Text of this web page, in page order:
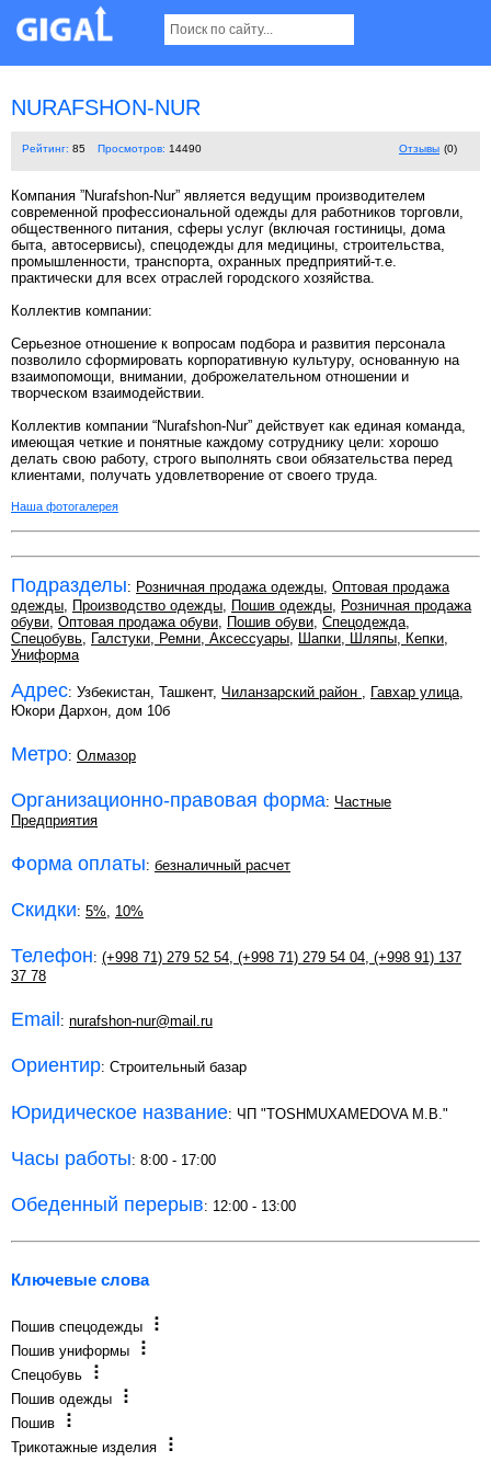
NURAFSHON-NUR
Рейтинг: 85 Просмотров: 14490 Отзывы (0)
Компания ”Nurafshon-Nur” является ведущим производителем
современной профессиональной одежды для работников торговли,
общественного питания, сферы услуг (включая гостиницы, дома
быта, автосервисы), спецодежды для медицины, строительства,
промышленности, транспорта, охранных предприятий-т.е.
практически для всех отраслей городского хозяйства.
Коллектив компании:
Серьезное отношение к вопросам подбора и развития персонала
позволило сформировать корпоративную культуру, основанную на
взаимопомощи, внимании, доброжелательном отношении и
творческом взаимодействии.
Коллектив компании “Nurafshon-Nur” действует как единая команда,
имеющая четкие и понятные каждому сотруднику цели: хорошо
делать свою работу, строго выполнять свои обязательства перед
клиентами, получать удовлетворение от своего труда.
Наша фотогалерея
Подразделы: Розничная продажа одежды, Оптовая продажа
одежды, Производство одежды, Пошив одежды, Розничная продажа
обуви, Оптовая продажа обуви, Пошив обуви, Спецодежда,
Спецобувь, Галстуки, Ремни, Аксессуары, Шапки, Шляпы, Кепки,
Униформа
Адрес: Узбекистан, Ташкент, Чиланзарский район , Гавхар улица,
Юкори Дархон, дом 10б
Метро: Олмазор
Организационно-правовая форма: Частные
Предприятия
Форма оплаты: безналичный расчет
Скидки: 5%, 10%
Телефон: (+998 71) 279 52 54, (+998 71) 279 54 04, (+998 91) 137
37 78
Email: nurafshon-nur@mail.ru
Ориентир: Строительный базар
Юридическое название: ЧП "TOSHMUXAMEDOVA M.B."
Часы работы: 8:00 - 17:00
Обеденный перерыв: 12:00 - 13:00
Ключевые слова
Пошив спецодежды
Пошив униформы
Спецобувь
Пошив одежды
Пошив
Трикотажные изделия